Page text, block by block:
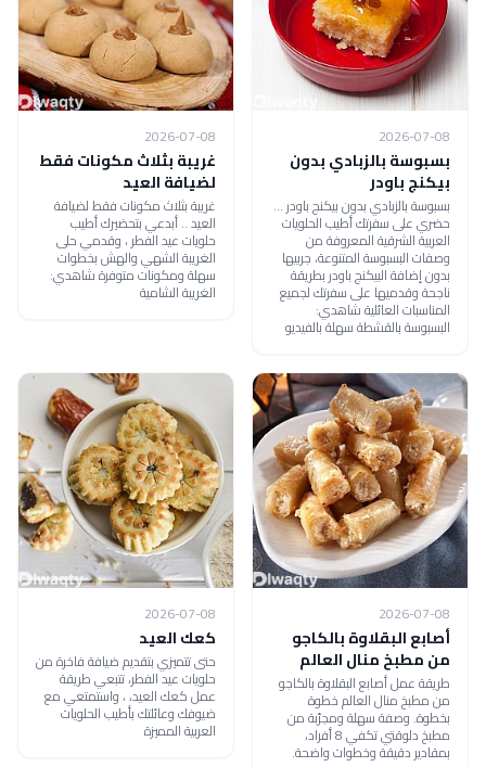
2026-07-08
بسبوسة بالزبادي بدون
بيكنج باودر
بسبوسة بالزبادي بدون بيكنج باودر ...
حضري على سفرتك أطيب الحلويات
العربية الشرقية المعروفة من
وصفات البسبوسة المتنوعة، جربيها
بدون إضافة البيكنج باودر بطريقة
ناجحة وقدميها على سفرتك لجميع
المناسبات العائلية شاهدي:
البسبوسة بالقشطة سهلة بالفيديو
2026-07-08
غريبة بثلاث مكونات فقط
لضيافة العيد
غريبة بثلاث مكونات فقط لضيافة
العيد .. أبدعي بتحضيرك أطيب
حلويات عيد الفطر ، وقدمي حلى
الغريبة الشهي والهش بخطوات
سهلة ومكونات متوفرة شاهدي:
الغريبة الشامية
2026-07-08
أصابع البقلاوة بالكاجو
من مطبخ منال العالم
طريقة عمل أصابع البقلاوة بالكاجو
من مطبخ منال العالم خطوة
بخطوة. وصفة سهلة ومجرّبة من
مطبخ دلوقتي تكفي 8 أفراد،
بمقادير دقيقة وخطوات واضحة.
2026-07-08
كعك العيد
حتى تتميزي بتقديم ضيافة فاخرة من
حلويات عيد الفطر، تتبعي طريقة
عمل كعك العيد، ، واستمتعي مع
ضيوفك وعائلتك بأطيب الحلويات
العربية المميزة